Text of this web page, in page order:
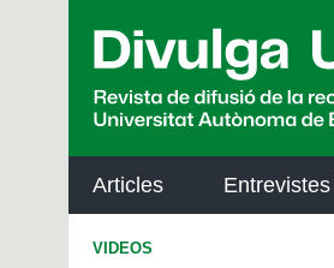
Articles Entrevistes
VIDEOS